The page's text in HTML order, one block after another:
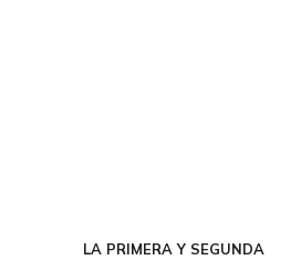
LA PRIMERA Y SEGUNDA